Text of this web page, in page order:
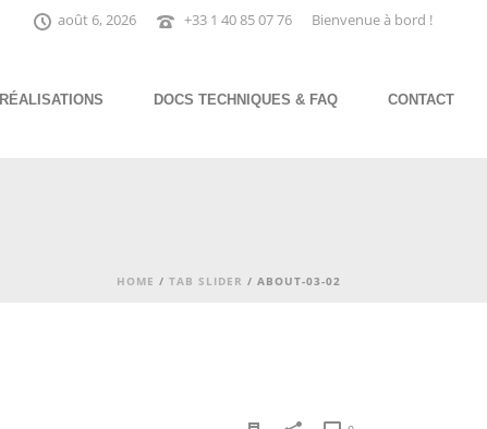
août 6, 2026 +33 1 40 85 07 76 Bienvenue à bord !
RÉALISATIONS DOCS TECHNIQUES & FAQ CONTACT
HOME / TAB SLIDER / ABOUT-03-02